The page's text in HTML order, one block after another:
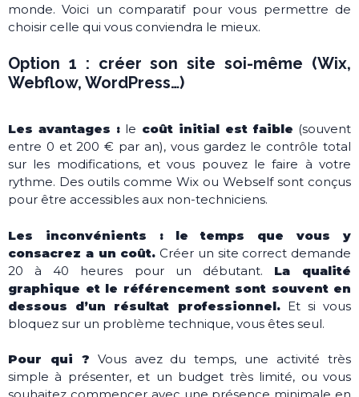
monde. Voici un comparatif pour vous permettre de
choisir celle qui vous conviendra le mieux.
Option 1 : créer son site soi-même (Wix,
Webflow, WordPress…)
Les avantages : le coût initial est faible (souvent
entre 0 et 200 € par an), vous gardez le contrôle total
sur les modifications, et vous pouvez le faire à votre
rythme. Des outils comme Wix ou Webself sont conçus
pour être accessibles aux non-techniciens.
Les inconvénients :
le temps que vous y
consacrez a un coût. Créer un site correct demande
20 à 40 heures pour un débutant. La qualité
graphique et le référencement sont souvent en
dessous d’un résultat professionnel.Et si vous
bloquez sur un problème technique, vous êtes seul.
Pour qui ? Vous avez du temps, une activité très
simple à présenter, et un budget très limité, ou vous